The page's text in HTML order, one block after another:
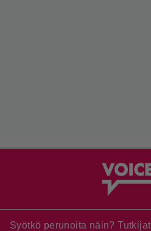
Syötkö perunoita näin? Tutkijat